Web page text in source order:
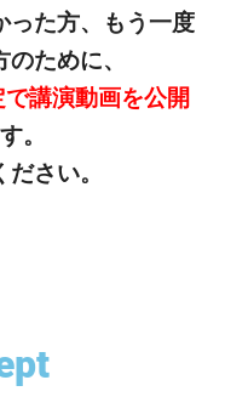
った方、もう一度
ために、
講演動画を公開
。
さい。